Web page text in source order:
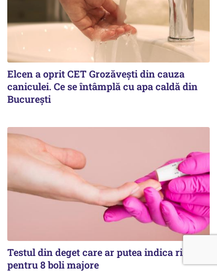
Elcen a oprit CET Grozăvești din cauza
caniculei. Ce se întâmplă cu apa caldă din
București
Testul din deget care ar putea indica riscul
pentru 8 boli majore